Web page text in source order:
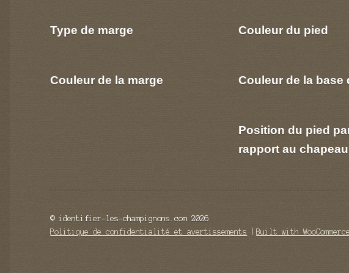
Type de marge
Couleur de la marge
Couleur du pied
Couleur de la base
Position du pied
rapport au chapeau
© identifier-les-champignons.com 2026
Politique de confidentialité et avertissements
Built with WooCommerce